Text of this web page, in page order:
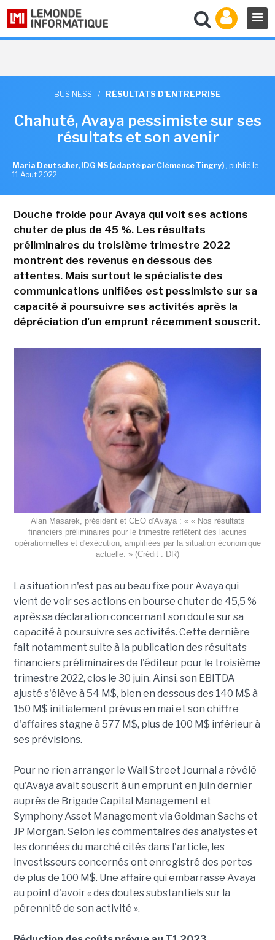
BUSINESS / RÉSULTATS D'ENTREPRISE
Chahuté, Avaya pessimiste sur ses
résultats et son avenir
Maria Deutscher, IDG NS (adapté par Clémence Tingry) , publié le
11 Aout 2022
Douche froide pour Avaya qui voit ses actions
chuter de plus de 45 %. Les résultats
préliminaires du troisième trimestre 2022
montrent des revenus en dessous des
attentes. Mais surtout le spécialiste des
communications unifiées est pessimiste sur sa
capacité à poursuivre ses activités après la
dépréciation d'un emprunt récemment souscrit.
Alan Masarek, président et CEO d'Avaya : « « Nos résultats
financiers préliminaires pour le trimestre reflètent des lacunes
opérationnelles et d'exécution, amplifiées par la situation économique
actuelle. » (Crédit : DR)
La situation n'est pas au beau fixe pour Avaya qui
vient de voir ses actions en bourse chuter de 45,5 %
après sa déclaration concernant son doute sur sa
capacité à poursuivre ses activités. Cette dernière
fait notamment suite à la publication des résultats
financiers préliminaires de l'éditeur pour le troisième
trimestre 2022, clos le 30 juin. Ainsi, son EBITDA
ajusté s'élève à 54 M$, bien en dessous des 140 M$ à
150 M$ initialement prévus en mai et son chiffre
d'affaires stagne à 577 M$, plus de 100 M$ inférieur à
ses prévisions.
Pour ne rien arranger le Wall Street Journal a révélé
qu'Avaya avait souscrit à un emprunt en juin dernier
auprès de Brigade Capital Management et
Symphony Asset Management via Goldman Sachs et
JP Morgan. Selon les commentaires des analystes et
les données du marché cités dans l'article, les
investisseurs concernés ont enregistré des pertes
de plus de 100 M$. Une affaire qui embarrasse Avaya
au point d'avoir « des doutes substantiels sur la
pérennité de son activité ».